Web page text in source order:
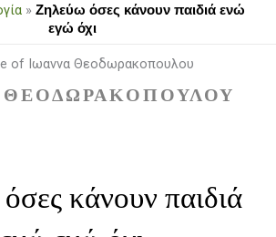
» Ζηλεύω όσες κάνουν παιδιά ενώ
εγώ όχι
ΘΕΟΔΩΡΑΚΟΠΟΥΛΟΥ
κάνουν παιδιά